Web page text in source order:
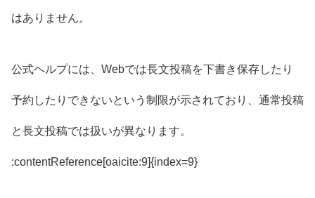
はありません。
公式ヘルプには、Webでは長文投稿を下書き保存したり
予約したりできないという制限が示されており、通常投稿
と長文投稿では扱いが異なります。
:contentReference[oaicite:9]{index=9}